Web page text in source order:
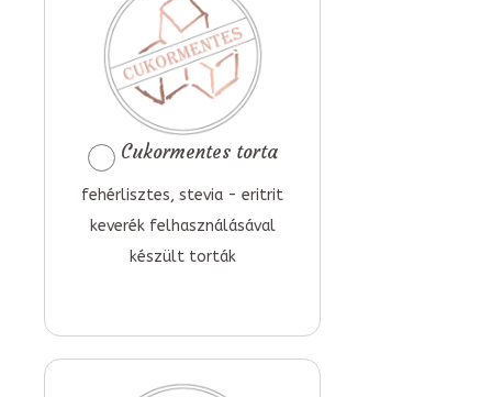
Cukormentes torta
fehérlisztes, stevia - eritrit
keverék felhasználásával
készült torták